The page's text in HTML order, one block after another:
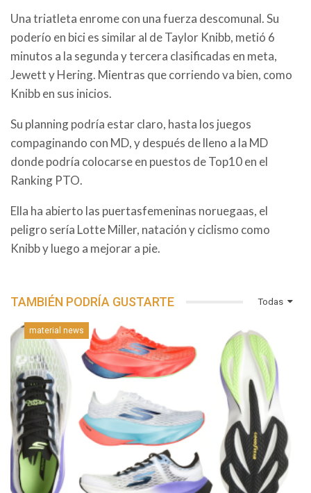
Una triatleta enrome con una fuerza descomunal. Su
poderío en bici es similar al de Taylor Knibb, metió 6
minutos a la segunda y tercera clasificadas en meta,
Jewett y Hering. Mientras que corriendo va bien, como
Knibb en sus inicios.
Su planning podría estar claro, hasta los juegos
compaginando con MD, y después de lleno a la MD
donde podría colocarse en puestos de Top10 en el
Ranking PTO.
Ella ha abierto las puertasfemeninas noruegaas, el
peligro sería Lotte Miller, natación y ciclismo como
Knibb y luego a mejorar a pie.
Todas
TAMBIÉN PODRÍA GUSTARTE
material news